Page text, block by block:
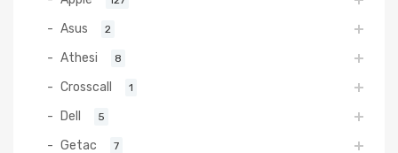
Asus 2
Athesi 8
Crosscall 1
Dell 5
Getac 7